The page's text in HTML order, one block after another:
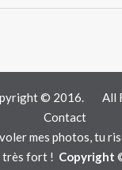
© 2016.
All
Contact
mes photos, tu
très fort ! Copyright